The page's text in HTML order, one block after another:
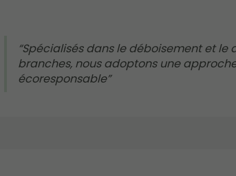
Spécialisés dans le déboisement et le
branches, nous adoptons une
écoresponsable